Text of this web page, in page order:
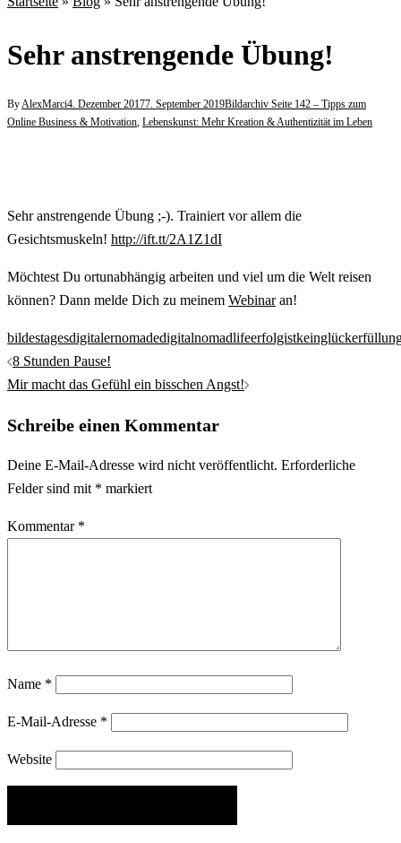
Sehr anstrengende Übung!
ByAlexMarci4. Dezember 20177. September 2019Bildarchiv Seite 142 – Tipps zum
Online Business & Motivation, Lebenskunst: Mehr Kreation & Authentizität im Leben
Sehr anstrengende Übung ;-). Trainiert vor allem die
Gesichtsmuskeln! http://ift.tt/2A1Z1dI
Möchtest Du ortunabhängig arbeiten und viel um die Welt reisen
können? Dann melde Dich zu meinem Webinaran!
bildestagesdigitalernomadedigitalnomadlifeerfolgistkeinglück
Beitrags-
Navigation
8 Stunden Pause!
Mir macht das Gefühl ein bisschen Angst!
Schreibe einen Kommentar
Deine E-Mail-Adresse wird nicht veröffentlicht. Erforderliche
Felder sind mit * markiert
Kommentar *
Name *
E-Mail-Adresse *
Website